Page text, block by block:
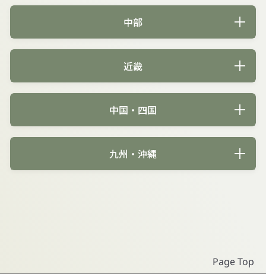
中部
近畿
中国・四国
九州・沖縄
Page Top